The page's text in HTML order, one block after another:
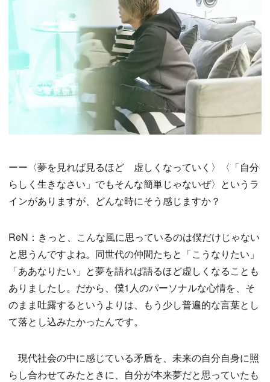
ーー〈夢を見れば見るほど 虚しくなっていく〉〈「自分
らしく生きなさい」でもそんな簡単じゃないぜ〉というラ
インがありますが、どんな時にそう感じますか？
ReN：きっと、こんな風に思っているのは僕だけじゃない
と思うんですよね。同世代の仲間たちと「こうなりたい」
「ああなりたい」と夢を語れば語るほど虚しくなることも
ありましたし。だから、僕1人のパーソナルな心情を、そ
のまま吐露するというよりは、もう少し普遍的な言葉とし
て落とし込みたかったんです。
現代社会の中に感じている矛盾を、未来の自分自身に照
らし合わせてみたときに、自分が本来夢だと思っていたも